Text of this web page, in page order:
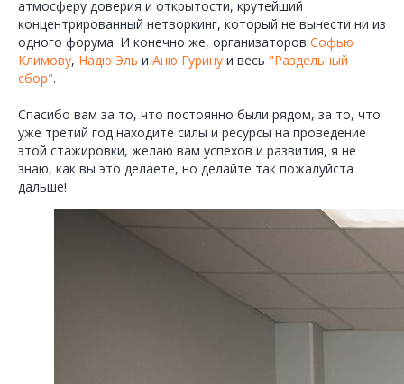
атмосферу доверия и открытости, крутейший
концентрированный нетворкинг, который не вынести ни из
одного форума. И конечно же, организаторов Софью
Климову, Надю Эль и Аню Гурину и весь "Раздельный
сбор".
Спасибо вам за то, что постоянно были рядом, за то, что
уже третий год находите силы и ресурсы на проведение
этой стажировки, желаю вам успехов и развития, я не
знаю, как вы это делаете, но делайте так пожалуйста
дальше!